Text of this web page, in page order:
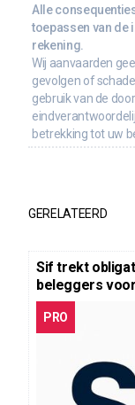
Alle
toepassen van de
rekening.
Wij aanvaarden
gevolgen of
gebruik van de
betrekking tot uw
GERELATEERD
Sif trekt
beleggers
PRO